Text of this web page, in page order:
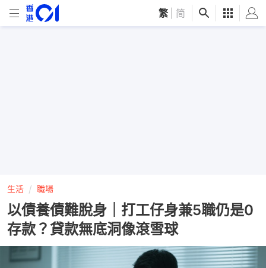
繁 简
生活 職場
以債養債難脫身｜打工仔身兼5職仍是0
存款？貸款無底洞像滾雪球